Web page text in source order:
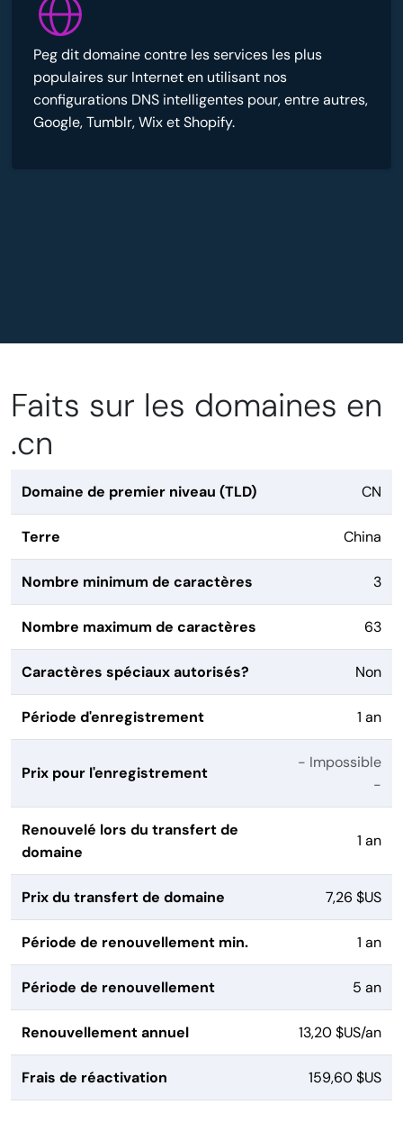
Peg dit domaine contre les services les plus
populaires sur Internet en utilisant nos
configurations DNS intelligentes pour, entre autres,
Google, Tumblr, Wix et Shopify.
Faits sur les domaines en
.cn
Domaine de premier niveau (TLD) CN
Terre China
Nombre minimum de caractères 3
Nombre maximum de caractères 63
Caractères spéciaux autorisés? Non
Période d'enregistrement 1 an
Prix pour l'enregistrement
- Impossible
-
Renouvelé lors du transfert de
domaine
1 an
Prix du transfert de domaine 7,26 $US
Période de renouvellement min. 1 an
Période de renouvellement 5 an
Renouvellement annuel 13,20 $US/an
Frais de réactivation 159,60 $US